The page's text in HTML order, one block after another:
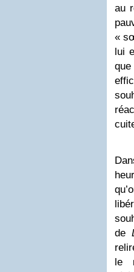
au
«
lui
de
le